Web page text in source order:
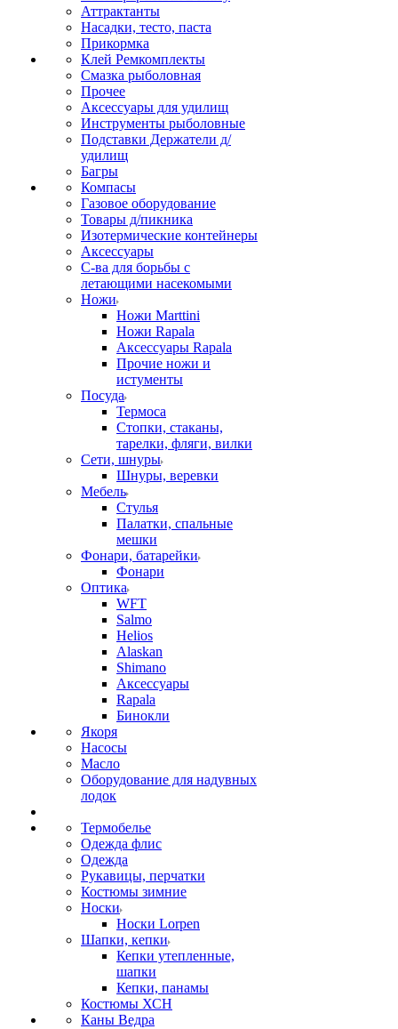
Аттрактанты
Насадки, тесто, паста
Прикормка
Клей Ремкомплекты
Смазка рыболовная
Прочее
Аксессуары для удилищ
Инструменты рыболовные
Подставки Держатели д/
удилищ
Багры
Компасы
Газовое оборудование
Товары д/пикника
Изотермические контейнеры
Аксессуары
С-ва для борьбы с
летающими насекомыми
Ножи
Ножи Marttini
Ножи Rapala
Аксессуары Rapala
Прочие ножи и
истументы
Посуда
Термоса
Стопки, стаканы,
тарелки, фляги, вилки
Сети, шнуры
Шнуры, веревки
Мебель
Стулья
Палатки, спальные
мешки
Фонари, батарейки
Фонари
Оптика
WFT
Salmo
Helios
Alaskan
Shimano
Аксессуары
Rapala
Бинокли
Якоря
Насосы
Масло
Оборудование для надувных
лодок
Термобелье
Одежда флис
Одежда
Рукавицы, перчатки
Костюмы зимние
Носки
Носки Lorpen
Шапки, кепки
Кепки утепленные,
шапки
Кепки, панамы
Костюмы ХСН
Каны Ведра